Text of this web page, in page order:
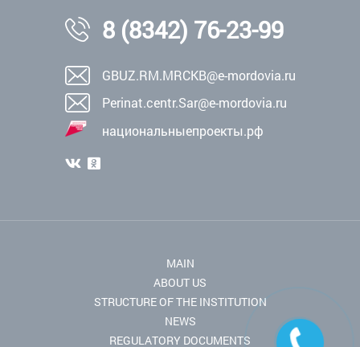
8 (8342) 76-23-99
GBUZ.RM.MRCKB@e-mordovia.ru
Perinat.centr.Sar@e-mordovia.ru
национальныепроекты.рф
MAIN
ABOUT US
STRUCTURE OF THE INSTITUTION
NEWS
REGULATORY DOCUMENTS